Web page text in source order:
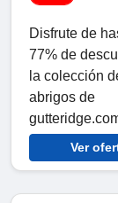
Disfrute de
77% de
la colección
abrigos de
Ver